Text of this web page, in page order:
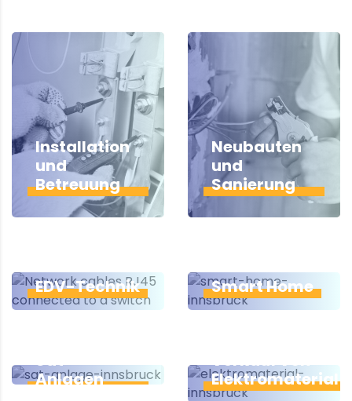
Installation
und
Betreuung
Neubauten
und
Sanierung
EDV-Technik Smart Home
Sat-
Anlagen
Verkauf von
Elektromaterial